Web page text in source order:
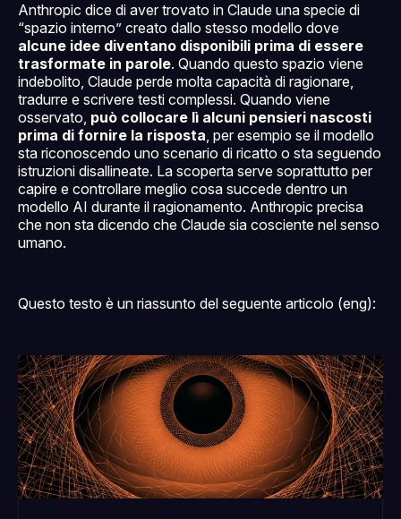
Anthropic dice di aver trovato in Claude una specie di
“spazio interno” creato dallo stesso modello dove
alcune idee diventano disponibili prima di essere
trasformate in parole. Quando questo spazio viene
indebolito, Claude perde molta capacità di ragionare,
tradurre e scrivere testi complessi. Quando viene
osservato, può collocare lì alcuni pensieri nascosti
prima di fornire la risposta, per esempio se il modello
sta riconoscendo uno scenario di ricatto o sta seguendo
istruzioni disallineate. La scoperta serve soprattutto per
capire e controllare meglio cosa succede dentro un
modello AI durante il ragionamento. Anthropic precisa
che non sta dicendo che Claude sia cosciente nel senso
umano.
Questo testo è un riassunto del seguente articolo (eng):